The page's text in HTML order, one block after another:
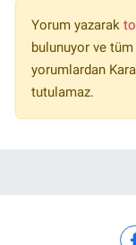
Yorum yazarak
bulunuyor ve
yorumlardan
tutulamaz.